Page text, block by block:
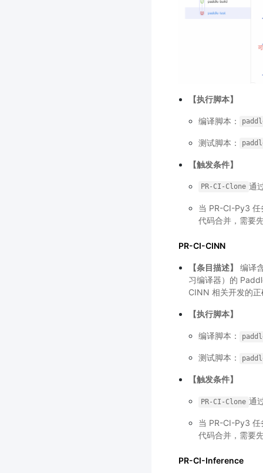
【执行脚本】
编译脚本：
测试脚本：
【触发条件】
PR-CI-Clone 通
当 PR-CI-Py3 任
代码合并，需要
PR-CI-CINN
【条目描述】
编译
习编译器）的
CINN 相关开发的
【执行脚本】
编译脚本：
测试脚本：
【触发条件】
PR-CI-Clone 通
当 PR-CI-Py3 任
代码合并，需要
PR-CI-Inference